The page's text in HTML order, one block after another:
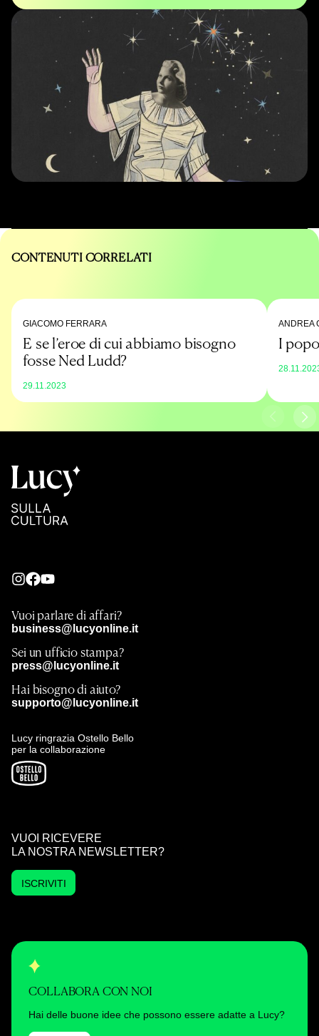
CONTENUTI CORRELATI
GIACOMO FERRARA
E se l’eroe di cui abbiamo bisogno
fosse Ned Ludd?
29.11.2023
ANDREA
I
Vuoi parlare di affari?
business@lucyonline.it
Sei un ufficio stampa?
press@lucyonline.it
Hai bisogno di aiuto?
supporto@lucyonline.it
Lucy ringrazia Ostello Bello
per la collaborazione
VUOI RICEVERE
LA NOSTRA NEWSLETTER?
ISCRIVITI
COLLABORA CON NOI
Hai delle buone idee che possono essere adatte a Lucy?